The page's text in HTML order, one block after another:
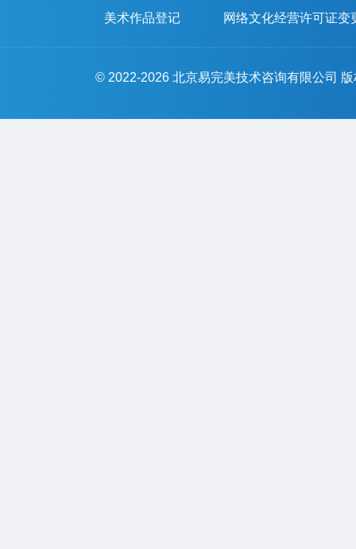
美术作品登记
网络文化经营许可证变
© 2022-2026 北京易完美技术咨询有限公司 版